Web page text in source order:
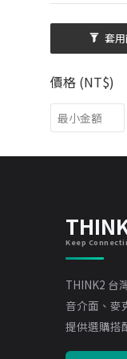
套
價格 (NT$)
Keep
THINK2 台
音介面、麥
提供選購搭